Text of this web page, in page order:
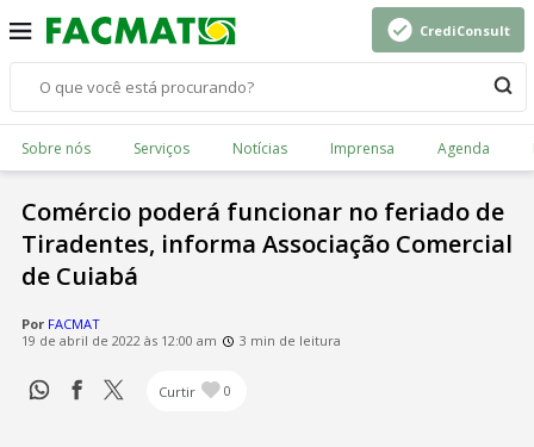
CrediConsult
Sobre nós Serviços Notícias Imprensa Agenda
Comércio poderá funcionar no feriado de
Tiradentes, informa Associação Comercial
de Cuiabá
Por FACMAT
19 de abril de 2022 às 12:00 am
3 min de leitura
Curtir 0